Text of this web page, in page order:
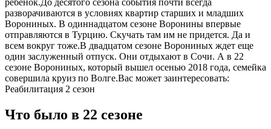
разворачиваются в условиях квартир старших и младших
Ворониных. В одиннадцатом сезоне Воронины впервые
отправляются в Турцию. Скучать там им не придется. Да и
всем вокруг тоже.В двадцатом сезоне Ворониных ждет еще
один заслуженный отпуск. Они отдыхают в Сочи. А в 22
сезоне Ворониных, который вышел осенью 2018 года, семейка
совершила круиз по Волге.Вас может заинтересовать:
Реабилитация 2 сезон
Что было в 22 сезоне